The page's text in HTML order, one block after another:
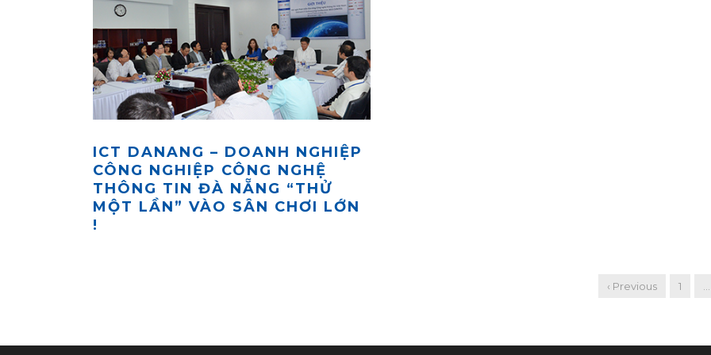
ICT DANANG – DOANH NGHIỆP
CÔNG NGHIỆP CÔNG NGHỆ
THÔNG TIN ĐÀ NẴNG “THỬ
MỘT LẦN” VÀO SÂN CHƠI LỚN
!
‹ Previous 1